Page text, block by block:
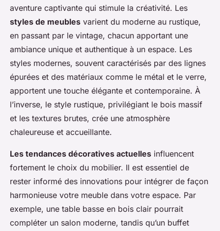
aventure captivante qui stimule la créativité. Les
styles de meubles varient du moderne au rustique,
en passant par le vintage, chacun apportant une
ambiance unique et authentique à un espace. Les
styles modernes, souvent caractérisés par des lignes
épurées et des matériaux comme le métal et le verre,
apportent une touche élégante et contemporaine. À
l’inverse, le style rustique, privilégiant le bois massif
et les textures brutes, crée une atmosphère
chaleureuse et accueillante.
Les tendances décoratives actuelles influencent
fortement le choix du mobilier. Il est essentiel de
rester informé des innovations pour intégrer de façon
harmonieuse votre meuble dans votre espace. Par
exemple, une table basse en bois clair pourrait
compléter un salon moderne, tandis qu’un buffet